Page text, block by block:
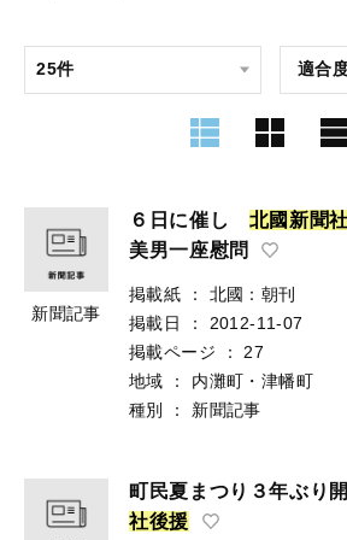
新聞記事
６日に催し 北國 新聞
美男一座慰問
掲載紙 ：
北國：朝刊
掲載日
：
2012-11-07
掲載ページ
：
27
地域
：
内灘町・津幡町
種別
： 新聞記事
町民夏まつり３年ぶ
社後援